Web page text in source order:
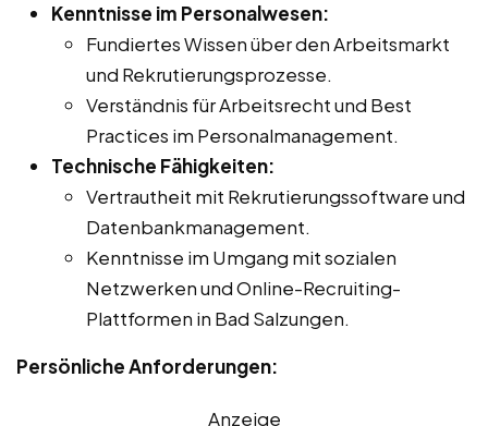
Kenntnisse im Personalwesen:
Fundiertes Wissen über den Arbeitsmarkt
und Rekrutierungsprozesse.
Verständnis für Arbeitsrecht und Best
Practices im Personalmanagement.
Technische Fähigkeiten:
Vertrautheit mit Rekrutierungssoftware und
Datenbankmanagement.
Kenntnisse im Umgang mit sozialen
Netzwerken und Online-Recruiting-
Plattformen in Bad Salzungen.
Persönliche Anforderungen:
Anzeige